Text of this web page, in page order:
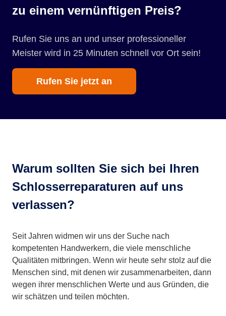
zu einem vernünftigen Preis?
Rufen Sie uns an und unser professioneller
Meister wird in 25 Minuten schnell vor Ort sein!
Rufen Sie jetzt an
Warum sollten Sie sich bei Ihren
Schlosserreparaturen auf uns
verlassen?
Seit Jahren widmen wir uns der Suche nach
kompetenten Handwerkern, die viele menschliche
Qualitäten mitbringen. Wenn wir heute sehr stolz auf die
Menschen sind, mit denen wir zusammenarbeiten, dann
wegen ihrer menschlichen Werte und aus Gründen, die
wir schätzen und teilen möchten.